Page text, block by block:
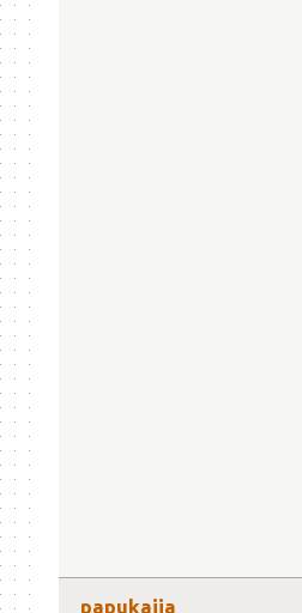
papukaija